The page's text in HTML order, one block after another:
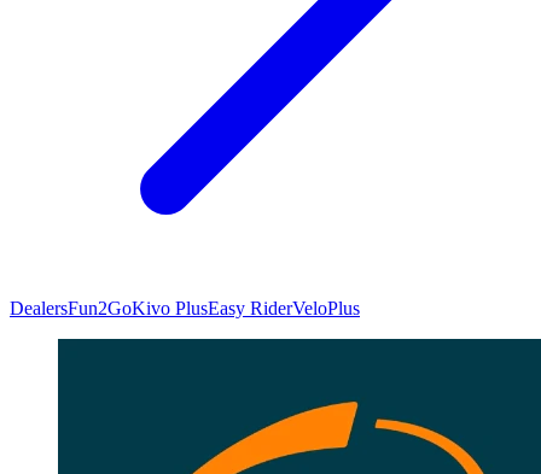
DealersFun2GoKivo PlusEasy RiderVeloPlus